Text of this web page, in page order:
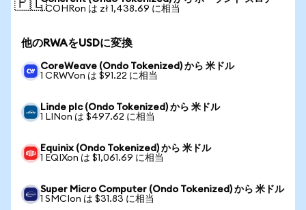
🇵🇱1 COHRon は zł 1,438.69 に相当
他のRWAをUSDに変換
CoreWeave (Ondo Tokenized) から 米ドル
1 CRWVon は $91.22 に相当
Linde plc (Ondo Tokenized) から 米ドル
1 LINon は $497.62 に相当
Equinix (Ondo Tokenized) から 米ドル
1 EQIXon は $1,061.69 に相当
Super Micro Computer (Ondo Tokenized) から 米ドル
1 SMCIon は $31.83 に相当